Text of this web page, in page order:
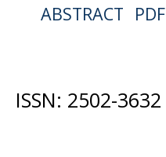
ABSTRACT PDF
ISSN: 2502-3632